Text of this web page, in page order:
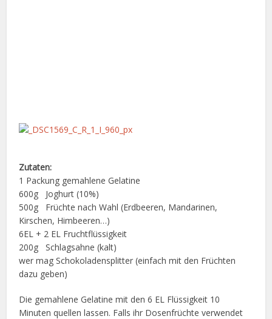
Zutaten:
1 Packung gemahlene Gelatine
600g Joghurt (10%)
500g Früchte nach Wahl (Erdbeeren, Mandarinen,
Kirschen, Himbeeren…)
6EL + 2 EL Fruchtflüssigkeit
200g Schlagsahne (kalt)
wer mag Schokoladensplitter (einfach mit den Früchten
dazu geben)
Die gemahlene Gelatine mit den 6 EL Flüssigkeit 10
Minuten quellen lassen. Falls ihr Dosenfrüchte verwendet